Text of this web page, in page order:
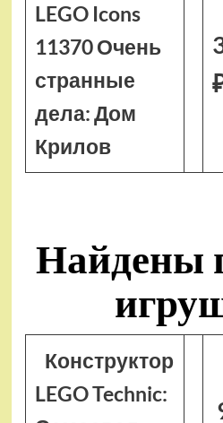
LEGO Icons
11370 Очень
странные
дела: Дом
Крилов
Найдены
Конструктор
LEGO Technic: